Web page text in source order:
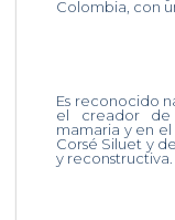
Colombia, con
Es reconocido
el creador de
mamaria y en
Corsé Siluet y
y reconstructiva.